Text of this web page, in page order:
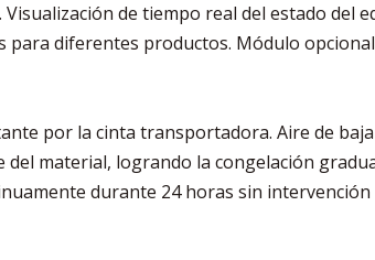
de tiempo real del estado del
diferentes productos. Módulo
por la cinta transportadora. Aire de baja
material, logrando la congelación
durante 24 horas sin